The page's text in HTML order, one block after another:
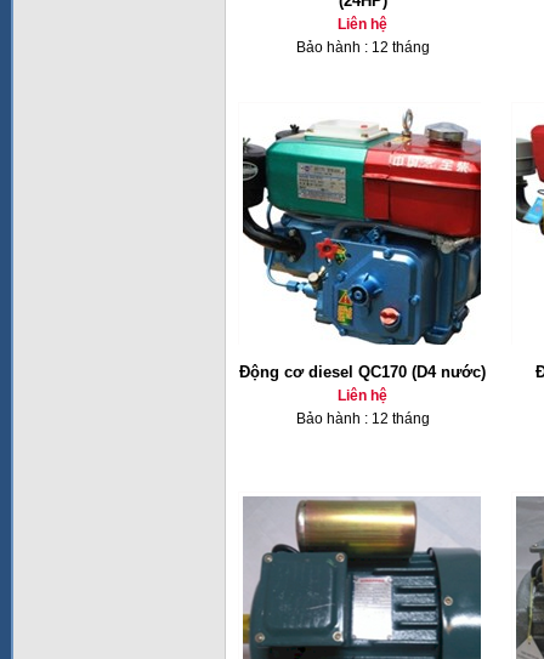
Liên hệ
Bảo hành : 12 tháng
Động cơ diesel QC170 (D4 nước)
Liên hệ
Bảo hành : 12 tháng